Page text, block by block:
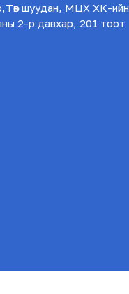
шуудан, МЦХ ХК-ийн
2-р давхар, 201 тоот